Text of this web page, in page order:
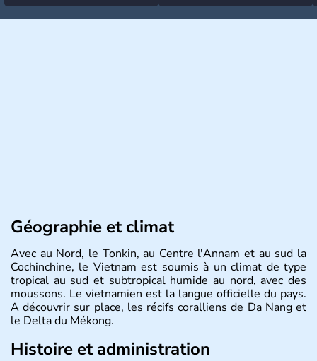
Géographie et climat
Avec au Nord, le Tonkin, au Centre l'Annam et au sud la
Cochinchine, le Vietnam est soumis à un climat de type
tropical au sud et subtropical humide au nord, avec des
moussons. Le vietnamien est la langue officielle du pays.
A découvrir sur place, les récifs coralliens de Da Nang et
le Delta du Mékong.
Histoire et administration